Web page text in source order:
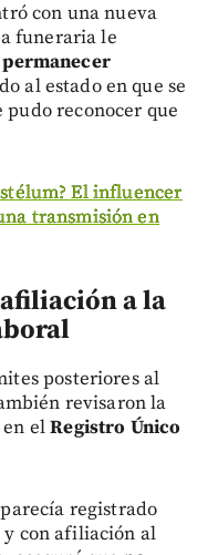
con una nueva
funeraria le
al estado en que se
reconocer que
El influencer
transmisión en
a la
posteriores al
revisaron la
en elRegistro Único
registrado
con afiliación al